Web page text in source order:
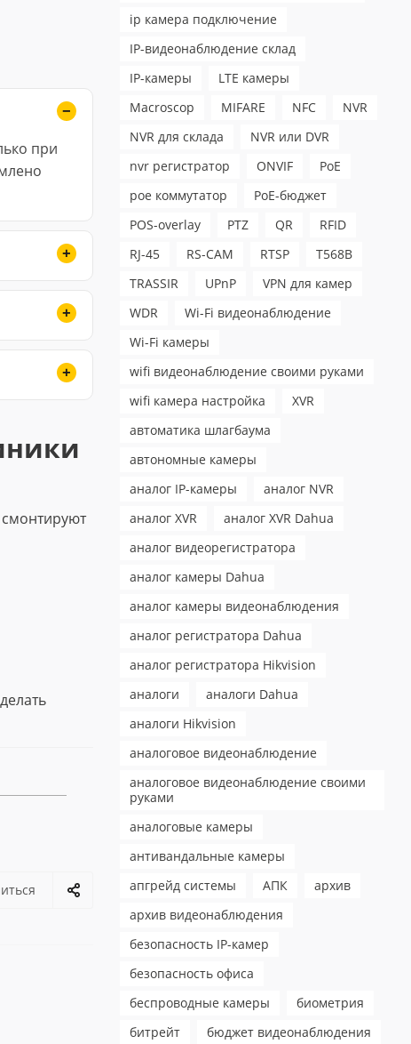
при
ip камера подключение
IP-видеонаблюдение склад
IP-камеры
LTE камеры
Macroscop
MIFARE NFC
NVR
NVR для склада
NVR или DVR
nvr регистратор
ONVIF
PoE
poe коммутатор
PoE-бюджет
POS-overlay
PTZ QR
RFID
RJ-45
RS-CAM RTSP
T568B
TRASSIR
UPnP
VPN для камер
WDR
Wi-Fi видеонаблюдение
Wi-Fi камеры
wifi видеонаблюдение своими руками
wifi камера настройка
XVR
автоматика шлагбаума
автономные камеры
аналог IP-камеры
аналог NVR
аналог XVR
аналог XVR Dahua
аналог видеорегистратора
аналог камеры Dahua
аналог камеры видеонаблюдения
аналог регистратора Dahua
аналог регистратора Hikvision
аналоги
аналоги Dahua
аналоги Hikvision
аналоговое видеонаблюдение
аналоговое видеонаблюдение своими
руками
аналоговые камеры
антивандальные камеры
апгрейд системы
АПК
архив
архив видеонаблюдения
безопасность IP-камер
безопасность офиса
беспроводные камеры
биометрия
битрейт
бюджет видеонаблюдения